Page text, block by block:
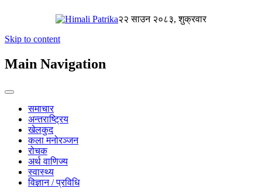
२२ साउन २०८३, शुक्रवार
Skip to content
Main Navigation
समाचार
अन्तराष्ट्रिय
खेलकुद
कला मनोरञ्जन
रोचक
अर्थ वाणिज्य
स्वास्थ्य
विज्ञान / प्रविधि